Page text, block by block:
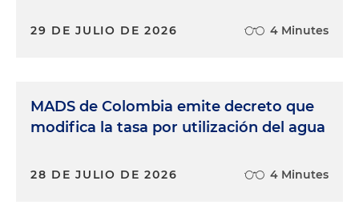
29 DE JULIO DE 2026 4 Minutes
MADS de Colombia emite decreto que
modifica la tasa por utilización del agua
28 DE JULIO DE 2026 4 Minutes